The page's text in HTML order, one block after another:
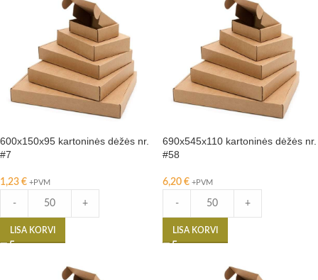
600x150x95 kartoninės dėžės nr.
#7
1,23 € +PVM
- +
LISA KORVI
690x545x110 kartoninės dėžės nr.
#58
6,20 € +PVM
- +
LISA KORVI